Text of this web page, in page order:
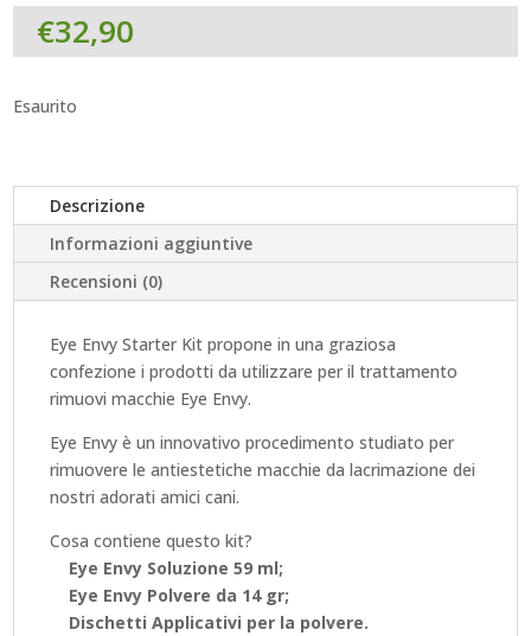
€32,90
Esaurito
Descrizione
Informazioni aggiuntive
Recensioni (0)
Eye Envy Starter Kit propone in una graziosa
confezione i prodotti da utilizzare per il trattamento
rimuovi macchie Eye Envy.
Eye Envy è un innovativo procedimento studiato per
rimuovere le antiestetiche macchie da lacrimazione dei
nostri adorati amici cani.
Cosa contiene questo kit?
Eye Envy Soluzione 59 ml;
Eye Envy Polvere da 14 gr;
Dischetti Applicativi per la polvere.